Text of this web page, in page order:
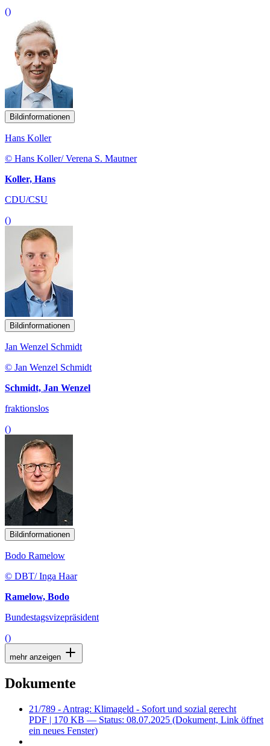
()
Bildinformationen
Hans Koller
© Hans Koller/ Verena S. Mautner
Koller, Hans
CDU/CSU
()
Bildinformationen
Jan Wenzel Schmidt
© Jan Wenzel Schmidt
Schmidt, Jan Wenzel
fraktionslos
()
Bildinformationen
Bodo Ramelow
© DBT/ Inga Haar
Ramelow, Bodo
Bundestagsvizepräsident
()
mehr anzeigen
Dokumente
21/789 - Antrag: Klimageld - Sofort und sozial gerecht
PDF | 170 KB — Status: 08.07.2025 (Dokument, Link öffnet
ein neues Fenster)